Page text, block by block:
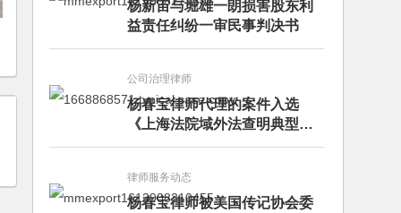
杨新宙与堀雄一朗损害股东利
益责任纠纷一审民事判决书
公司治理律师
杨春宝律师代理的案件入选
《上海法院域外法查明典型案
例》
律师服务动态
杨春宝律师被美国传记协会委